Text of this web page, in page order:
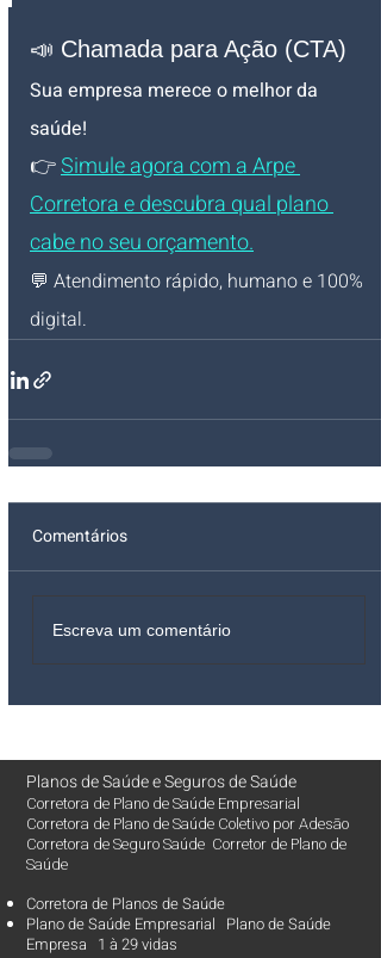
📣 Chamada para Ação (CTA)
Sua empresa merece o melhor da
saúde!
👉 Simule agora com a Arpe
Corretora e descubra qual plano
cabe no seu orçamento.
💬 Atendimento rápido, humano e 100%
digital.
Comentários
Escreva um comentário
Planos de SaúdeeSeguros de Saúde
Corretora de Plano de Saúde Empresarial
Corretora de Plano de Saúde Coletivo por Adesão
Corretora de Seguro Saúde Corretor de Plano de
Saúde
Corretora de Planos de Saúde
Plano de Saúde Empresarial Plano de Saúde
Empresa 1 à 29 vidas